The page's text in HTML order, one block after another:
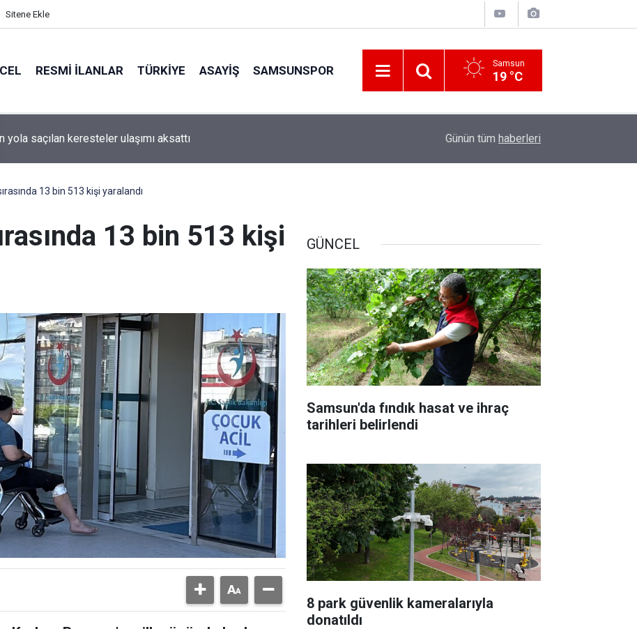
Sitene Ekle
RESMI İLANLAR TÜRKİYE ASAYİŞ SAMSUNSPOR Samsun
19 °C
yola saçılan keresteler ulaşımı aksattı Samsun'da fındık hasat ve ihraç tarihleri
Günün tüm haberleri
13 bin 513 kişi yaralandı
13 bin 513 kişi
GÜNCEL
Samsun'da fındık hasat ve ihraç
tarihleri belirlendi
8 park güvenlik kameralarıyla
donatıldı